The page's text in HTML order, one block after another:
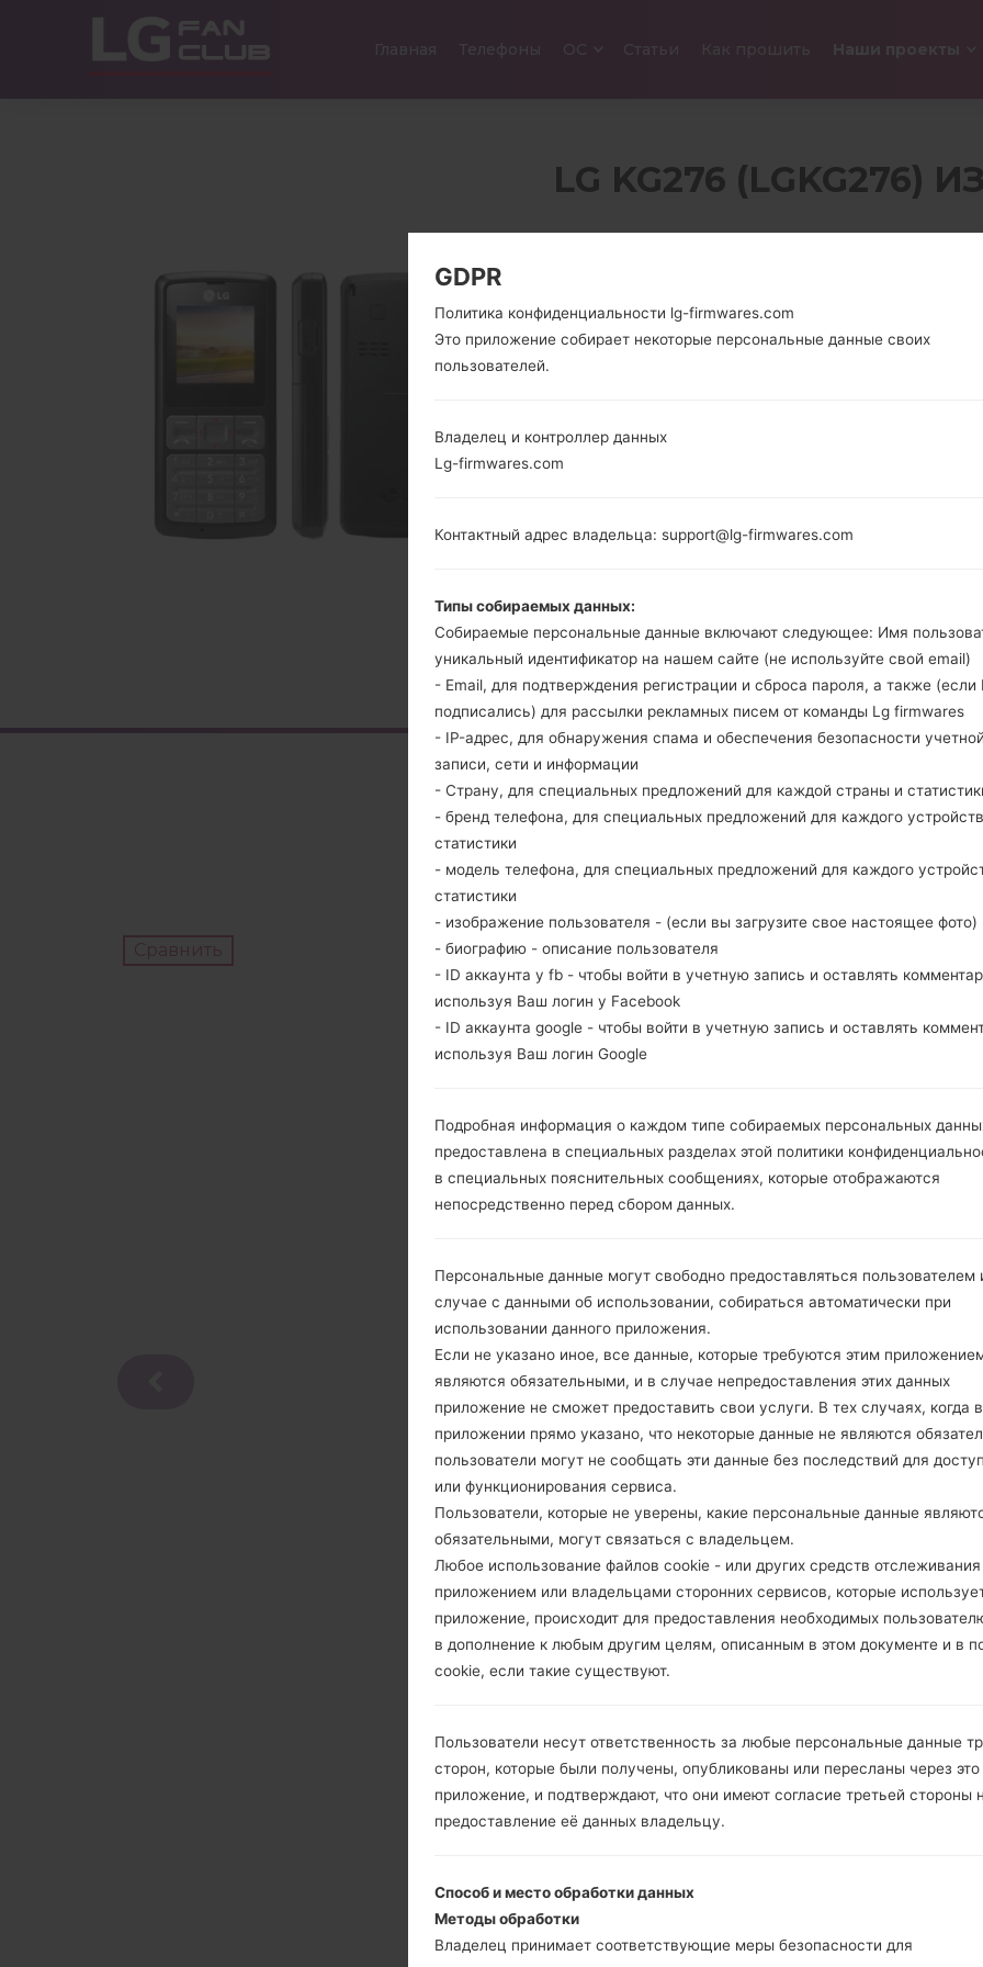
Главная Телефоны ОС Cтатьи Как прошить Наши проекты
LG KG276 (LGKG276)
пикселей на дюйм)
-
Главная LGKG276
Обзор
Сравнить
GDPR
Политика конфиденциальности lg-firmwares.com
Это приложение собирает некоторые персональные данные своих
пользователей.
Владелец и контроллер данных
Lg-firmwares.com
Контактный адрес владельца: support@lg-firmwares.com
Типы собираемых данных:
Собираемые персональные данные включают следующее: Имя
уникальный идентификатор на нашем сайте (не используйте свой email)
- Email, для подтверждения регистрации и сброса пароля, а также (если
подписались) для рассылки рекламных писем от команды Lg firmwares
- IP-адрес, для обнаружения спама и обеспечения безопасности учетной
записи, сети и информации
- Страну, для специальных предложений для каждой страны и
- бренд телефона, для специальных предложений для каждого
статистики
- модель телефона, для специальных предложений для каждого
статистики
- изображение пользователя - (если вы загрузите свое настоящее фото)
- биографию - описание пользователя
- ID аккаунта у fb - чтобы войти в учетную запись и оставлять
используя Ваш логин у Facebook
- ID аккаунта google - чтобы войти в учетную запись и оставлять
используя Ваш логин Google
Подробная информация о каждом типе собираемых персональных
предоставлена в специальных разделах этой политики
в специальных пояснительных сообщениях, которые отображаются
непосредственно перед сбором данных.
Персональные данные могут свободно предоставляться пользователем
случае с данными об использовании, собираться автоматически при
использовании данного приложения.
Если не указано иное, все данные, которые требуются этим
являются обязательными, и в случае непредоставления этих данных
приложение не сможет предоставить свои услуги. В тех случаях, когда
приложении прямо указано, что некоторые данные не являются
пользователи могут не сообщать эти данные без последствий для
или функционирования сервиса.
Пользователи, которые не уверены, какие персональные данные
обязательными, могут связаться с владельцем.
Любое использование файлов cookie - или других средств
приложением или владельцами сторонних сервисов, которые
приложение, происходит для предоставления необходимых
в дополнение к любым другим целям, описанным в этом документе и в
cookie, если такие существуют.
Пользователи несут ответственность за любые персональные данные
сторон, которые были получены, опубликованы или пересланы через это
приложение, и подтверждают, что они имеют согласие третьей стороны
предоставление её данных владельцу.
Способ и место обработки данных
Методы обработки
Владелец принимает соответствующие меры безопасности для